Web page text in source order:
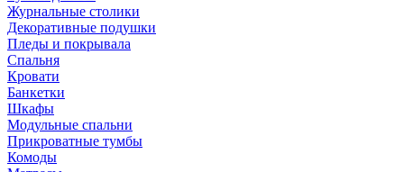
Журнальные столики
Декоративные подушки
Пледы и покрывала
Спальня
Кровати
Банкетки
Шкафы
Модульные спальни
Прикроватные тумбы
Комоды